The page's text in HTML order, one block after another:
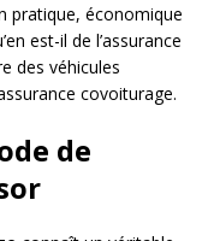
pratique, économique
est-il de l’assurance
des véhicules
covoiturage.
de